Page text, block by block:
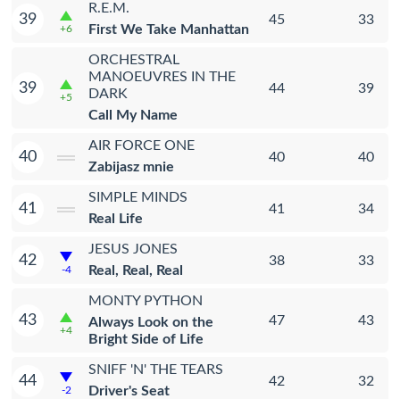
39
+6
R.E.M.
First We Take Manhattan
45 33
39
+5
ORCHESTRAL
MANOEUVRES IN THE
DARK
Call My Name
44 39
40
AIR FORCE ONE
Zabijasz mnie
40 40
41
SIMPLE MINDS
Real Life
41 34
42
-4
JESUS JONES
Real, Real, Real
38 33
43
+4
MONTY PYTHON
Always Look on the
Bright Side of Life
47 43
44
-2
SNIFF 'N' THE TEARS
Driver's Seat
42 32